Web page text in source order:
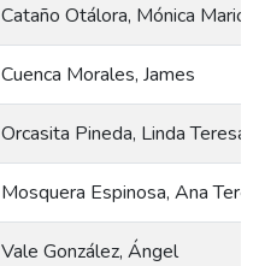
Cataño Otálora, Mónica Marión
Cuenca Morales, James
Orcasita Pineda, Linda Teresa
Mosquera Espinosa, Ana
Vale González, Ángel